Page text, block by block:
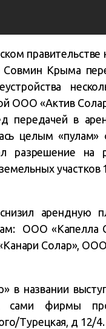
правительстве
Крыма
ООО «Актив
передачей в
целым
разрешение на
участков
арендную
ООО «Капелла
Солар»,
названии
сами фирмы
Турецкая, д 12/4.